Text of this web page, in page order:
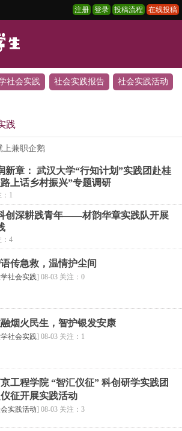
注册 登录 投稿流程 在线投稿
社会实践 社会实践报告 社会实践活动
践
上兼职企鹅
新章： 武汉大学“行知计划”实践团赴桂
上话乡村振兴”专题调研
：1
创深耕践青年——材韵华章实践队开展
：4
传急救，温情护尘间
社会实践] 08-03 关注：0
烟火民生，智护银发安康
社会实践] 08-03 关注：1
工程学院 “智汇仪征” 科创研学实践团
征开展实践活动
实践活动] 08-03 关注：3